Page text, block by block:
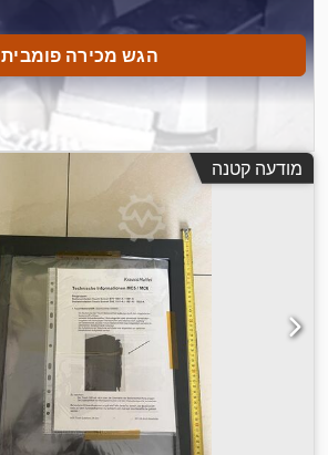
הגש מכירה פומבית
מודעה קטנה